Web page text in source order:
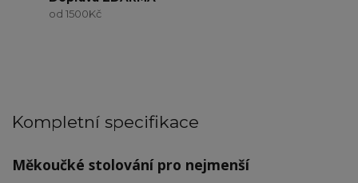
od 1500Kč
Kompletní specifikace
Měkoučké stolování pro nejmenší